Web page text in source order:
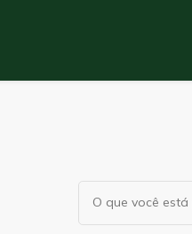
Procurando
algo?